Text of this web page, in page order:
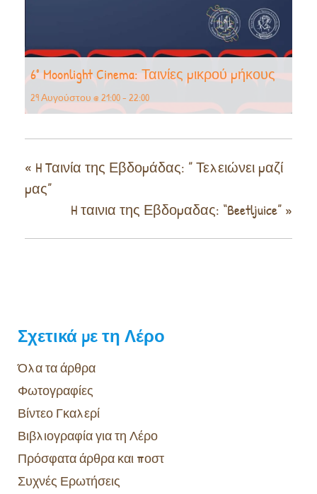
6° Moonlight Cinema: Ταινίες μικρού μήκους
29 Αυγούστου @ 21:00- 22:00
« H Tαινία της Εβδομάδας: ” Τελειώνει μαζί
μας”
H ταινια της Εβδομαδας: “Beetljuice” »
Σχετικά με τη Λέρο
Όλα τα άρθρα
Φωτογραφίες
Βίντεο Γκαλερί
Βιβλιογραφία για τη Λέρο
Πρόσφατα άρθρα και ποστ
Συχνές Ερωτήσεις